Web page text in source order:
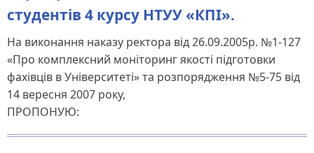
студентів 4 курсу НТУУ «КПІ».
На виконання наказу ректора від 26.09.2005р. №1-127
«Про комплексний моніторинг якості підготовки
фахівців в Університеті» та розпорядження №5-75 від
14 вересня 2007 року,
ПРОПОНУЮ: